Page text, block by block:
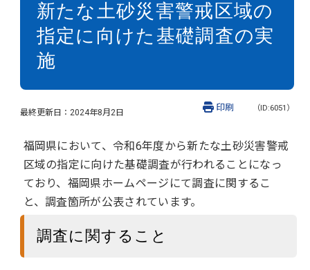
新たな土砂災害警戒区域の
指定に向けた基礎調査の実
施
最終更新日： 2024年8月2日 （ID:6051）
印刷
福岡県において、令和6年度から新たな土砂災害警戒
区域の指定に向けた基礎調査が行われることになっ
ており、福岡県ホームページにて調査に関するこ
と、調査箇所が公表されています。
調査に関すること